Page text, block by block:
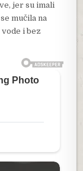
jer su imali
mučila na
i bez